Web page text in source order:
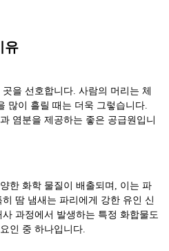
유
을 선호합니다. 사람의 머리는 체
많이 흘릴 때는 더욱 그렇습니다.
염분을 제공하는 좋은 공급원입니
한 화학 물질이 배출되며, 이는 파
땀 냄새는 파리에게 강한 유인 신
과정에서 발생하는 특정 화합물도
인 중 하나입니다.